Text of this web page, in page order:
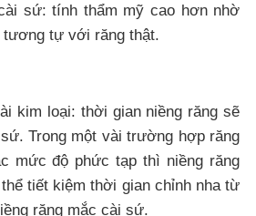
sứ: tính thẩm mỹ cao hơn nhờ
tự với răng thật.
kim loại: thời gian niềng răng sẽ
Trong một vài trường hợp răng
mức độ phức tạp thì niềng răng
tiết kiệm thời gian chỉnh nha từ
răng mắc cài sứ.